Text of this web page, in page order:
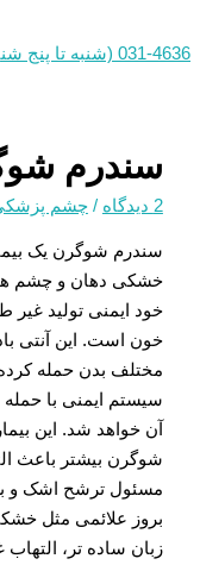
031-4636 (شنبه تا پنج شنبه)
سندرم
2 دیدگاه /چشم
سندرم شوگرن یک
خشکی دهان و چشم ها
خود ایمنی تولید غیر
خون است. این آنتی
مختلف بدن حمله
سیستم ایمنی با حمله
آن خواهد شد. این
شوگرن بیشتر باعث
مسئول ترشح اشک و
بروز علائمی مثل
زبان ساده تر،